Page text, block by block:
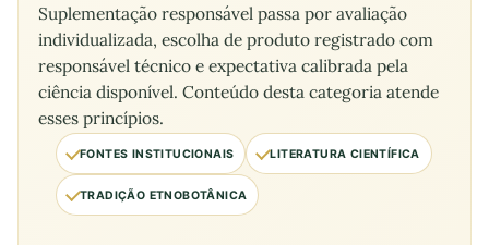
Suplementação responsável passa por avaliação
individualizada, escolha de produto registrado com
responsável técnico e expectativa calibrada pela
ciência disponível. Conteúdo desta categoria atende
esses princípios.
FONTES INSTITUCIONAIS LITERATURA CIENTÍFICA
TRADIÇÃO ETNOBOTÂNICA